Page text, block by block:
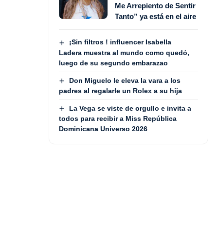
Me Arrepiento de Sentir
Tanto” ya está en el aire
¡Sin filtros ! influencer Isabella
Ladera muestra al mundo como quedó,
luego de su segundo embarazao
Don Miguelo le eleva la vara a los
padres al regalarle un Rolex a su hija
La Vega se viste de orgullo e invita a
todos para recibir a Miss República
Dominicana Universo 2026